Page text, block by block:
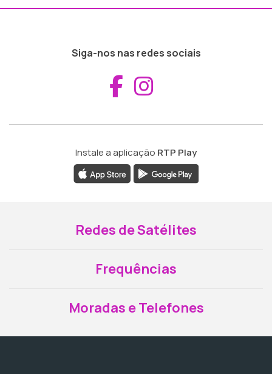
Siga-nos nas redes sociais
Aceder ao
Instale a aplicação RTP Play
Redes de Satélites
Frequências
Moradas e Telefones